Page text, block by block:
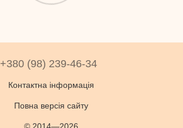
+380 (98) 239-46-34
Контактна інформація
Повна версія сайту
© 2014—2026